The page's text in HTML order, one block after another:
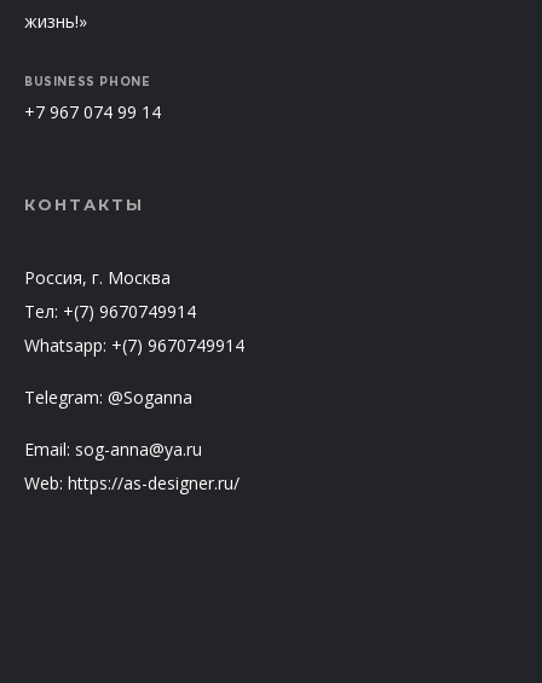
жизнь!»
BUSINESS PHONE
+7 967 074 99 14
КОНТАКТЫ
Россия, г. Москва
Тел: +(7) 9670749914
Whatsapp: +(7) 9670749914
Telegram: @Soganna
Email: sog-anna@ya.ru
Web: https://as-designer.ru/